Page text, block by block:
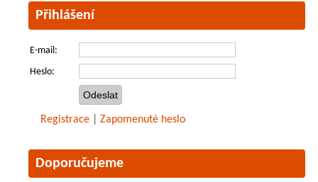
Přihlášení
E-mail:
Heslo:
Registrace Zapomenuté heslo
Doporučujeme